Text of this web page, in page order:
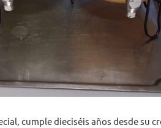
cumple dieciséis años desde su